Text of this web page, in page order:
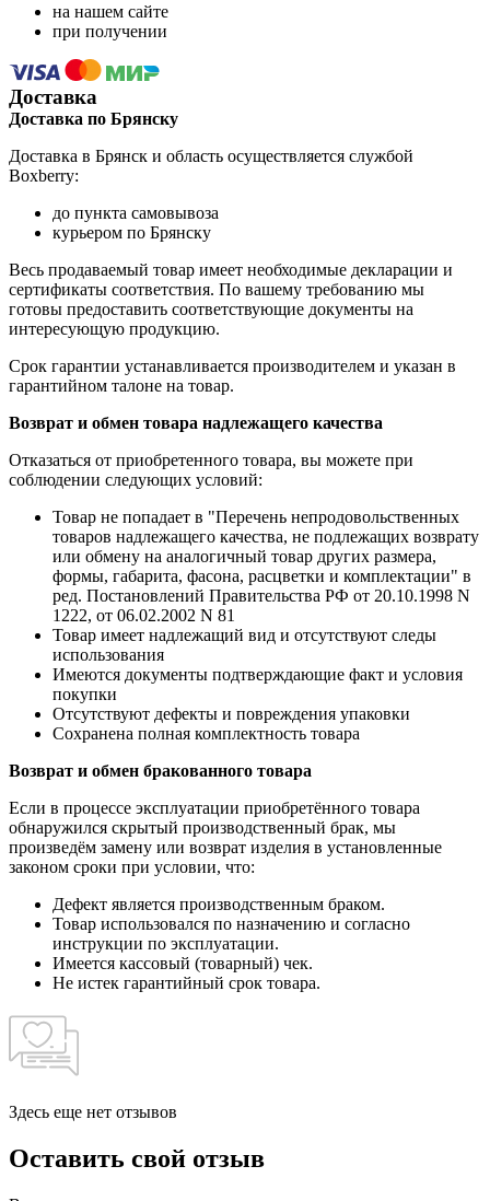
на нашем сайте
при получении
Доставка
Доставка по Брянску
Доставка в Брянск и область осуществляется службой
Boxberry:
до пункта самовывоза
курьером по Брянску
Весь продаваемый товар имеет необходимые декларации и
сертификаты соответствия. По вашему требованию мы
готовы предоставить соответствующие документы на
интересующую продукцию.
Срок гарантии устанавливается производителем и указан в
гарантийном талоне на товар.
Возврат и обмен товара надлежащего качества
Отказаться от приобретенного товара, вы можете при
соблюдении следующих условий:
Товар не попадает в "Перечень непродовольственных
товаров надлежащего качества, не подлежащих возврату
или обмену на аналогичный товар других размера,
формы, габарита, фасона, расцветки и комплектации" в
ред. Постановлений Правительства РФ от 20.10.1998 N
1222, от 06.02.2002 N 81
Товар имеет надлежащий вид и отсутствуют следы
использования
Имеются документы подтверждающие факт и условия
покупки
Отсутствуют дефекты и повреждения упаковки
Сохранена полная комплектность товара
Возврат и обмен бракованного товара
Если в процессе эксплуатации приобретённого товара
обнаружился скрытый производственный брак, мы
произведём замену или возврат изделия в установленные
законом сроки при условии, что:
Дефект является производственным браком.
Товар использовался по назначению и согласно
инструкции по эксплуатации.
Имеется кассовый (товарный) чек.
Не истек гарантийный срок товара.
Здесь еще нет отзывов
Оставить свой отзыв